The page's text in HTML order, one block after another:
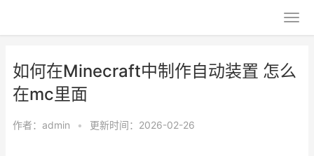
如何在Minecraft中制作自动装置 怎么
在mc里面
作者： admin • 更新时间：2026-02-26